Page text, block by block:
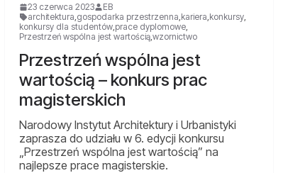
23 czerwca 2023
EB
architektura gospodarka przestrzenna kariera konkursy,
konkursy dla studentów, prace dyplomowe,
Przestrzeń wspólna jest wartością, wzornictwo
Przestrzeń wspólna jest
wartością – konkurs prac
magisterskich
Narodowy Instytut Architektury i Urbanistyki
zaprasza do udziału w 6. edycji konkursu
„Przestrzeń wspólna jest wartością” na
najlepsze prace magisterskie.